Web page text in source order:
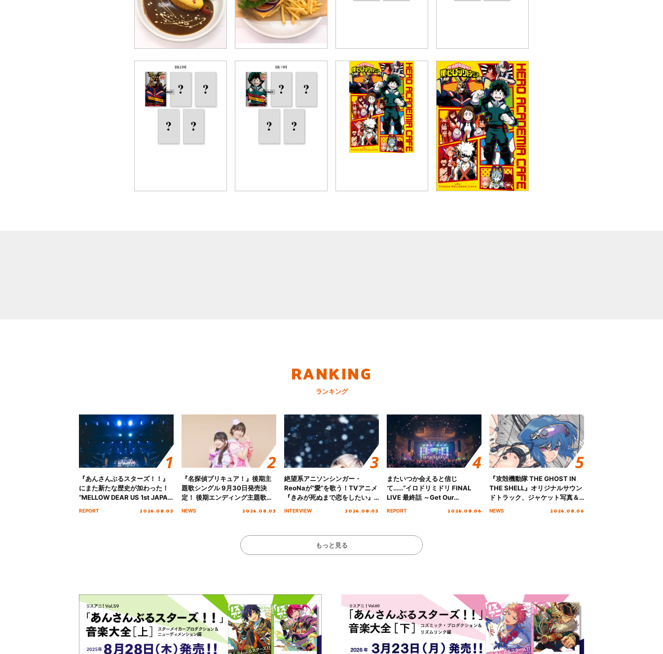
RANKING
ランキング
『あんさんぶるスターズ！！』
にまた新たな歴史が加わった！
“MELLOW DEAR US 1st JAPAN
REPORT 2026.08.03
『名探偵プリキュア！』後期主
題歌シングル 9月30日発売決
定！ 後期エンディング主題歌
NEWS 2026.08.03
絶望系アニソンシンガー・
ReoNaが“愛”を歌う！TVアニメ
『きみが死ぬまで恋をしたい』
INTERVIEW 2026.08.03
またいつか会えると信じ
て……“イロドリミドリ FINAL
LIVE 最終話 ～Get Our
REPORT 2026.08.06
『攻殻機動隊 THE GHOST IN
THE SHELL』オリジナルサウン
ドトラック、ジャケット写真＆
NEWS 2026.08.06
もっと見る